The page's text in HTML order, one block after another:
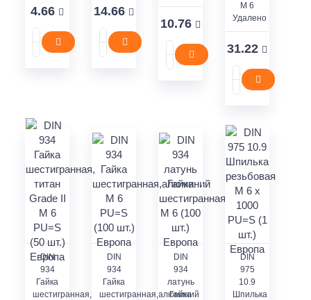
4.66 14.66
10.76
M 6
Удалено
31.22
DIN
934
Гайка
шестигранная,
DIN
934
Гайка
шестигранная,алюминий
DIN
934
латунь
Гайка
DIN
975
10.9
Шпилька